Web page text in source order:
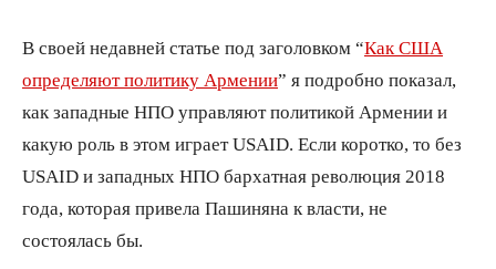
В своей недавней статье под заголовком “Как США
определяют политику Армении” я подробно показал,
как западные НПО управляют политикой Армении и
какую роль в этом играет USAID. Если коротко, то без
USAID и западных НПО бархатная революция 2018
года, которая привела Пашиняна к власти, не
состоялась бы.